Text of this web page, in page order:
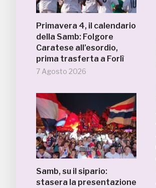
Primavera 4, il calendario
della Samb: Folgore
Caratese all’esordio,
prima trasferta a Forlì
7 Agosto 2026
Samb, su il sipario:
stasera la presentazione